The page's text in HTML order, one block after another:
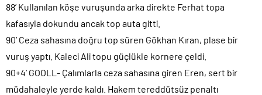
88’ Kullanılan köşe vuruşunda arka direkte Ferhat topa
kafasıyla dokundu ancak top auta gitti.
90’ Ceza sahasına doğru top süren Gökhan Kıran, plase bir
vuruş yaptı. Kaleci Ali topu güçlükle kornere çeldi.
90+4’ GOOLL- Çalımlarla ceza sahasına giren Eren, sert bir
müdahaleyle yerde kaldı. Hakem tereddütsüz penaltı